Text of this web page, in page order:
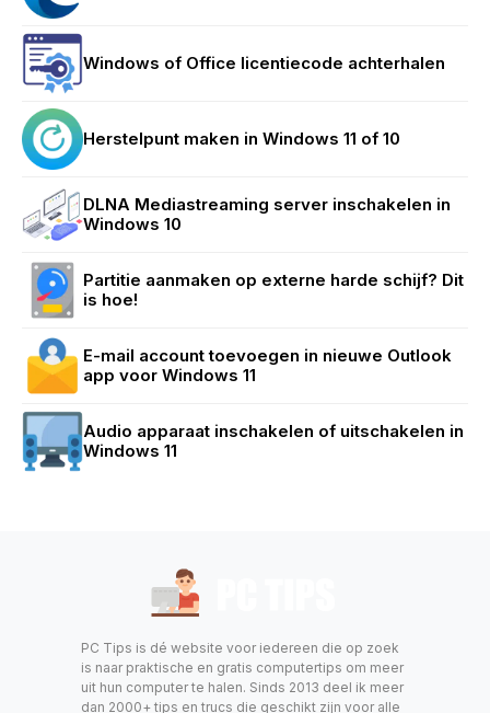
Windows of Office licentiecode achterhalen
Herstelpunt maken in Windows 11 of 10
DLNA Mediastreaming server inschakelen in
Windows 10
Partitie aanmaken op externe harde schijf? Dit
is hoe!
E-mail account toevoegen in nieuwe Outlook
app voor Windows 11
Audio apparaat inschakelen of uitschakelen in
Windows 11
PC Tips is dé website voor iedereen die op zoek
is naar praktische en gratis computertips om meer
uit hun computer te halen. Sinds 2013 deel ik meer
dan 2000+ tips en trucs die geschikt zijn voor alle